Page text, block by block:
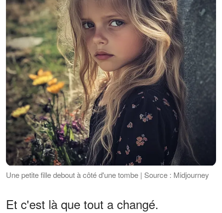
Une petite fille debout à côté d'une tombe | Source : Midjourney
Et c'est là que tout a changé.